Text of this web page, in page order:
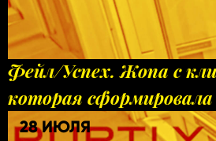
Фейл/Успех. Жопа с
которая
28 ИЮЛЯ